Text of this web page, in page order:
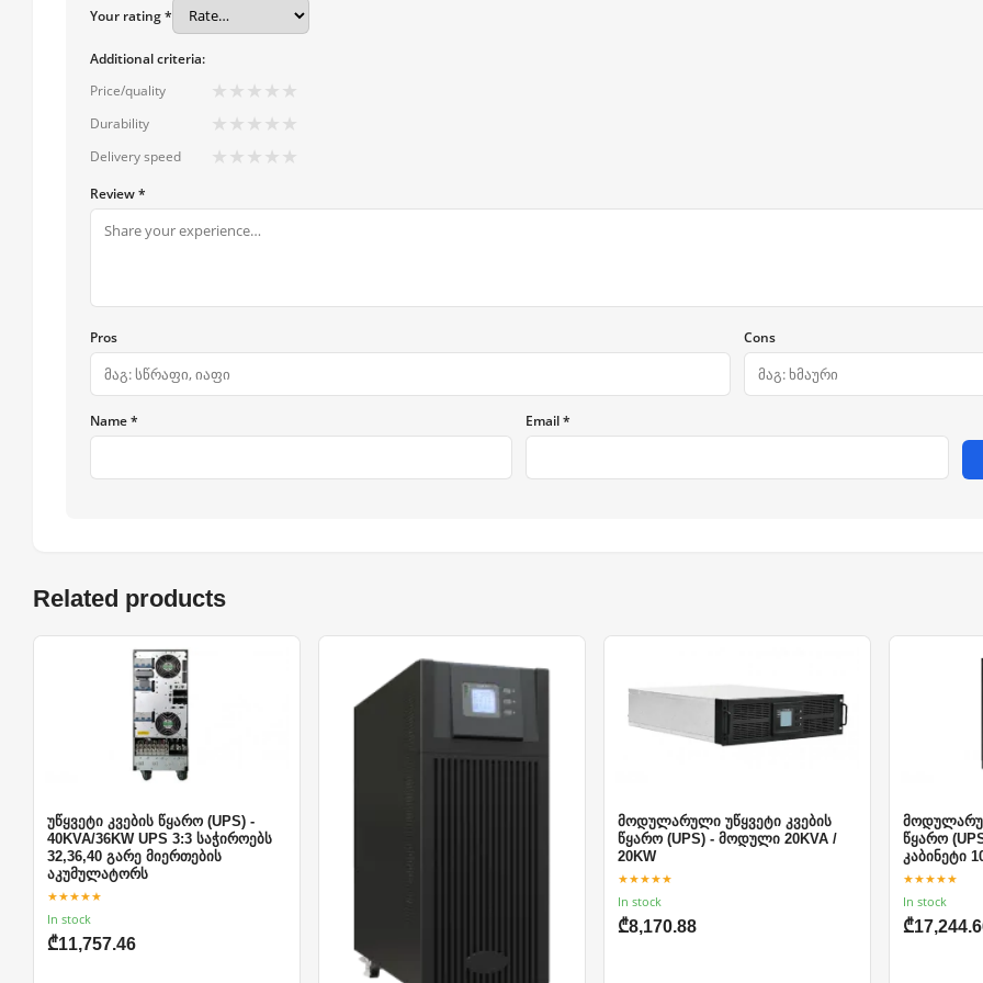
Your rating *
Additional criteria:
Price/quality
★ ★ ★ ★ ★
Durability ★ ★ ★ ★ ★
Delivery speed ★ ★ ★ ★ ★
Review *
Pros Cons
Name * Email *
Related products
უწყვეტი კვების წყარო (UPS) -
40KVA/36KW UPS 3:3 საჭიროებს
32,36,40 გარე მიერთების
აკუმულატორს
★★★★★
In stock
₾11,757.46
მოდულარული უწყვეტი კვების
წყარო (UPS) - მოდული 20KVA /
20KW
★★★★★
In stock
₾8,170.88
წყარო
კაბინეტი
★★★★★
In stock